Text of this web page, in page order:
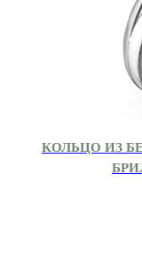
КОЛЬЦО ИЗ